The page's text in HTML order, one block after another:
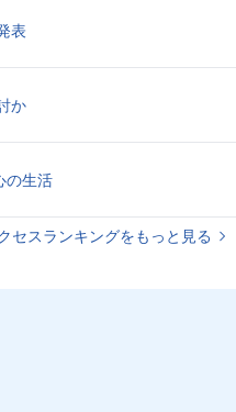
表
か
の生活
セスランキングをもっと見る